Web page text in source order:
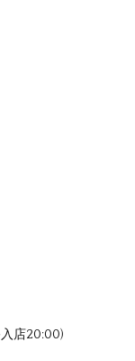
店20:00)